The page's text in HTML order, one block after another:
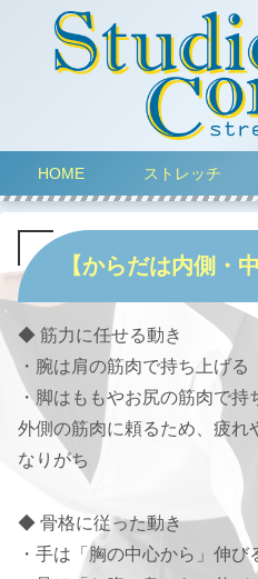
HOME ストレッチ
【からだは内側・
◆ 筋力に任せる動き
・腕は肩の筋肉で持ち上げる
・脚はももやお尻の筋肉で持
外側の筋肉に頼るため、疲れ
なりがち
◆ 骨格に従った動き
・手は「胸の中心から」伸び